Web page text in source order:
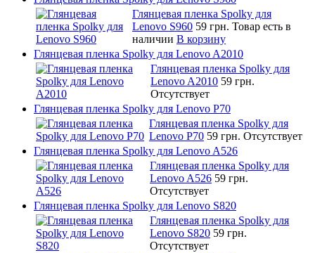
Глянцевая пленка Spolky для
Lenovo S960 59 грн. Товар есть в
наличии В корзину
Глянцевая пленка Spolky для Lenovo A2010
Глянцевая пленка Spolky для
Lenovo A2010 59 грн.
Отсутствует
Глянцевая пленка Spolky для Lenovo P70
Глянцевая пленка Spolky для
Lenovo P70 59 грн. Отсутствует
Глянцевая пленка Spolky для Lenovo A526
Глянцевая пленка Spolky для
Lenovo A526 59 грн.
Отсутствует
Глянцевая пленка Spolky для Lenovo S820
Глянцевая пленка Spolky для
Lenovo S820 59 грн.
Отсутствует